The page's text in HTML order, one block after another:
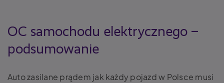
OC samochodu elektrycznego –
podsumowanie
Auto zasilane prądem jak każdy pojazd w Polsce musi